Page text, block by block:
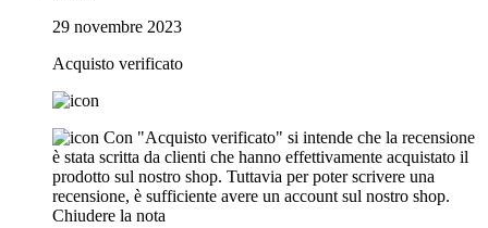
29 novembre 2023
Acquisto verificato
Con "Acquisto verificato" si intende che la recensione
è stata scritta da clienti che hanno effettivamente acquistato il
prodotto sul nostro shop. Tuttavia per poter scrivere una
recensione, è sufficiente avere un account sul nostro shop.
Chiudere la nota